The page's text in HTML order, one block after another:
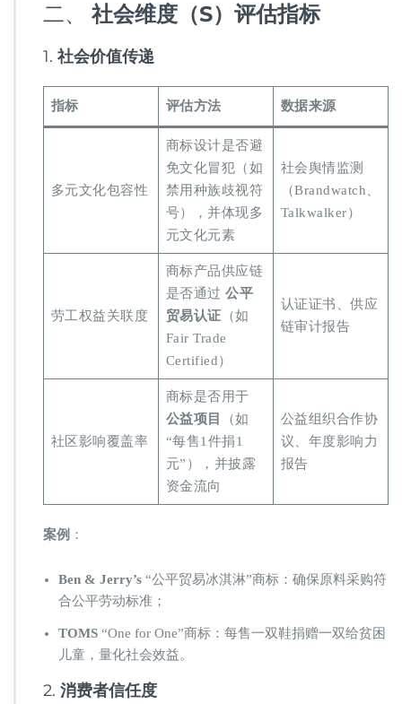
二、 ​ ​社会维度（S）评估指标​
1. ​ ​社会价值传递​
​指标​ ​评估方法​ ​数据来源​
多元文化包容性
商标设计是否避
免文化冒犯（如
禁用种族歧视符
号），并体现多
元文化元素
社会舆情监测
（Brandwatch、
Talkwalker）
劳工权益关联度
商标产品供应链
是否通过 ​ ​公平
贸易认证​ ​（如
Fair Trade
Certified）
认证证书、供应
链审计报告
社区影响覆盖率
商标是否用于 ​
公益项目​
​（如
“每售1件捐1
元”），并披露
资金流向
公益组织合作协
议、年度影响力
报告
​案例​ ​：
​Ben & Jerry’s​ ​ “公平贸易冰淇淋”商标：确保原料采购符
合公平劳动标准；
​TOMS​ ​ “One for One”商标：每售一双鞋捐赠一双给贫困
儿童，量化社会效益。
2. ​ ​消费者信任度​